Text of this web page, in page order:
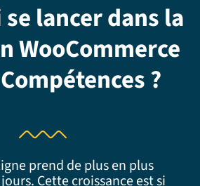
lancer dans la
WooCommerce
?
prend de plus en plus
Cette croissance est si